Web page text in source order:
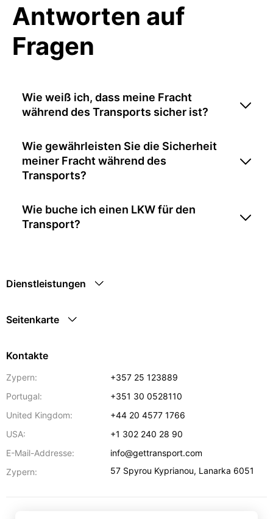
Antworten auf
Fragen
Wie weiß ich, dass meine Fracht
während des Transports sicher ist?
Wie gewährleisten Sie die Sicherheit
meiner Fracht während des
Transports?
Wie buche ich einen LKW für den
Transport?
Dienstleistungen
Seitenkarte
Kontakte
Zypern:
+357 25 123889
Portugal:
+351 30 0528110
United Kingdom:
+44 20 4577 1766
USA:
+1 302 240 28 90
E-Mail-Addresse:
info@gettransport.com
Zypern:
57 Spyrou Kyprianou, Lanarka 6051